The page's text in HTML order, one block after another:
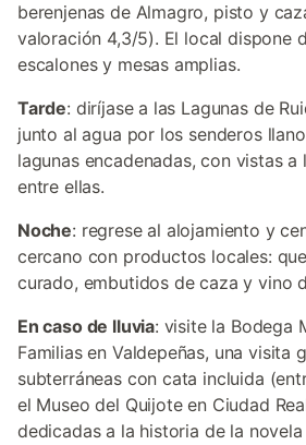
berenjenas de Almagro, pisto y
valoración 4,3/5). El local dispone
escalones y mesas amplias.
Tarde: diríjase a las Lagunas de
junto al agua por los senderos
lagunas encadenadas, con vistas
entre ellas.
Noche: regrese al alojamiento y
cercano con productos locales:
curado, embutidos de caza y vino
En caso de lluvia: visite la Bodega
Familias en Valdepeñas, una visita
subterráneas con cata incluida
el Museo del Quijote en Ciudad
dedicadas a la historia de la